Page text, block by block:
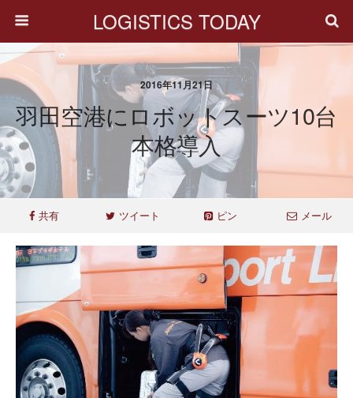
LOGISTICS TODAY
2016年11月21日
羽田空港にロボットスーツ10台
本格導入
共有 ツイート ピン メール